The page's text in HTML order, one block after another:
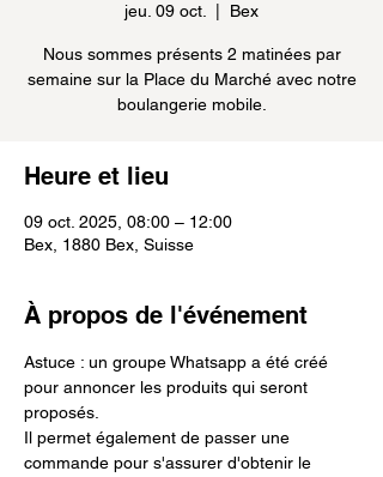
jeu. 09 oct. Bex
Nous sommes présents 2 matinées par
semaine sur la Place du Marché avec notre
boulangerie mobile.
Heure et lieu
09 oct. 2025, 08:00 – 12:00
Bex, 1880 Bex, Suisse
À propos de l'événement
Astuce : un groupe Whatsapp a été créé
pour annoncer les produits qui seront
proposés.
Il permet également de passer une
commande pour s'assurer d'obtenir le